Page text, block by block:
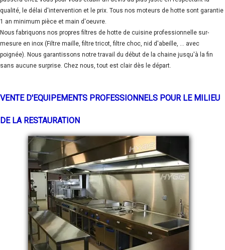
qualité, le délai d'intervention et le prix. Tous nos moteurs de hotte sont garantie
1 an minimum pièce et main d'oeuvre.
Nous fabriquons nos propres filtres de hotte de cuisine professionnelle sur-
mesure en inox (Filtre maille, filtre tricot, filtre choc, nid d'abeille, ... avec
poignée). Nous garantissons notre travail du début de la chaine jusqu'à la fin
sans aucune surprise. Chez nous, tout est clair dès le départ.
VENTE D'EQUIPEMENTS PROFESSIONNELS POUR LE MILIEU
DE LA RESTAURATION